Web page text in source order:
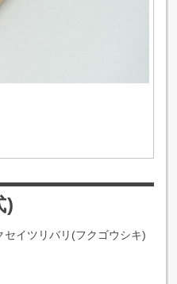
)
セイツリバリ(フクゴウシキ)